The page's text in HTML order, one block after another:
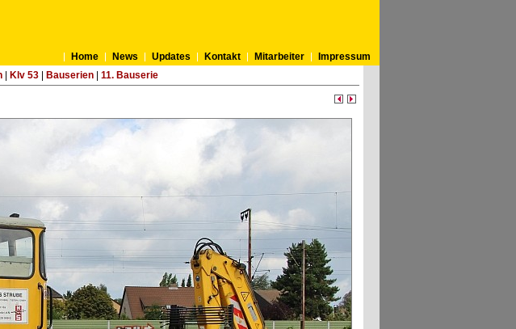
Home News Updates Kontakt Mitarbeiter
Impressum
| Klv 53| Bauserien| 11. Bauserie